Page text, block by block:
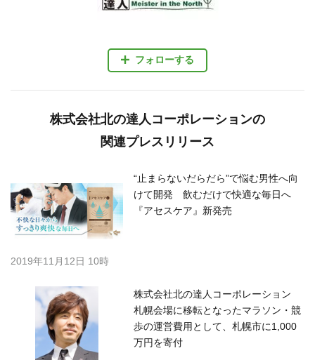
フォローする
株式会社北の達人コーポレーションの
関連プレスリリース
“止まらないだらだら”で悩む男性へ向
けて開発 飲むだけで快適な毎日へ
『アセスケア』新発売
2019年11月12日 10時
株式会社北の達人コーポレーション
札幌会場に移転となったマラソン・競
歩の運営費用として、札幌市に1,000
万円を寄付